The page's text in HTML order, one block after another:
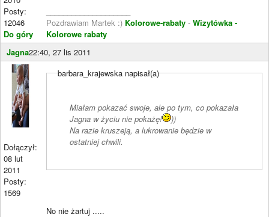
Posty:
12046
Do góry
Pozdrawiam Martek :) Kolorowe-rabaty - Wizytówka -
Kolorowe rabaty
Jagna22:40, 27 lis 2011
Dołączył:
08 lut
2011
Posty:
1569
barbara_krajewska napisał(a)
Miałam pokazać swoje, ale po tym, co pokazała
Jagna w życiu nie pokażę!
))
Na razie kruszeją, a lukrowanie będzie w
ostatniej chwili.
No nie żartuj .....